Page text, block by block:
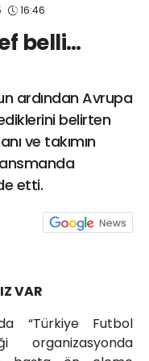
16:46
belli…
ardından Avrupa
belirten
ve takımın
etti.
VAR
“Türkiye Futbol
organizasyonda